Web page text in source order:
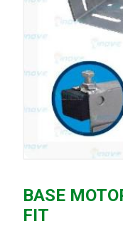
BASE
FIT